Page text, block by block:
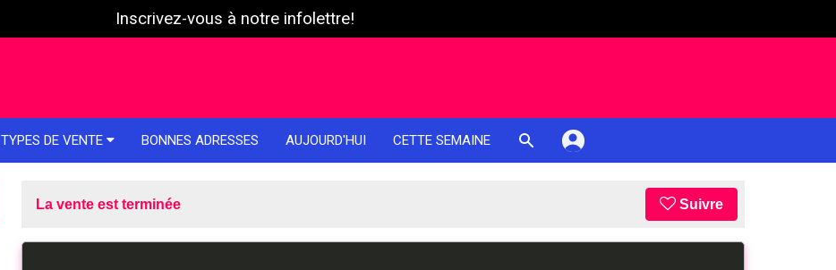
Inscrivez-vous à notre infolettre!
TYPES DE VENTE BONNES ADRESSES AUJOURD'HUI CETTE SEMAINE
La vente est terminée Suivre